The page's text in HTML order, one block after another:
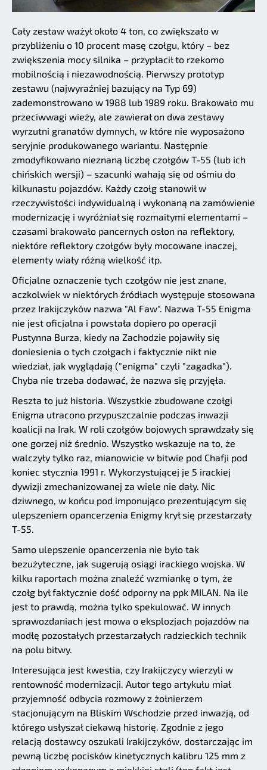
Cały zestaw ważył około 4 ton, co zwiększało w
przybliżeniu o 10 procent masę czołgu, który – bez
zwiększenia mocy silnika – przypłacił to rzekomo
mobilnością i niezawodnością. Pierwszy prototyp
zestawu (najwyraźniej bazujący na Typ 69)
zademonstrowano w 1988 lub 1989 roku. Brakowało mu
przeciwwagi wieży, ale zawierał on dwa zestawy
wyrzutni granatów dymnych, w które nie wyposażono
seryjnie produkowanego wariantu. Następnie
zmodyfikowano nieznaną liczbę czołgów T-55 (lub ich
chińskich wersji) – szacunki wahają się od ośmiu do
kilkunastu pojazdów. Każdy czołg stanowił w
rzeczywistości indywidualną i wykonaną na zamówienie
modernizację i wyróżniał się rozmaitymi elementami –
czasami brakowało pancernych osłon na reflektory,
niektóre reflektory czołgów były mocowane inaczej,
elementy wiały różną wielkość itp.
Oficjalne oznaczenie tych czołgów nie jest znane,
aczkolwiek w niektórych źródłach występuje stosowana
przez Irakijczyków nazwa "Al Faw". Nazwa T-55 Enigma
nie jest oficjalna i powstała dopiero po operacji
Pustynna Burza, kiedy na Zachodzie pojawiły się
doniesienia o tych czołgach i faktycznie nikt nie
wiedział, jak wyglądają ("enigma" czyli "zagadka").
Chyba nie trzeba dodawać, że nazwa się przyjęła.
Reszta to już historia. Wszystkie zbudowane czołgi
Enigma utracono przypuszczalnie podczas inwazji
koalicji na Irak. W roli czołgów bojowych sprawdzały się
one gorzej niż średnio. Wszystko wskazuje na to, że
walczyły tylko raz, mianowicie w bitwie pod Chafji pod
koniec stycznia 1991 r. Wykorzystującej je 5 irackiej
dywizji zmechanizowanej za wiele nie dały. Nic
dziwnego, w końcu pod imponująco prezentującym się
ulepszeniem opancerzenia Enigmy krył się przestarzały
T-55.
Samo ulepszenie opancerzenia nie było tak
bezużyteczne, jak sugerują osiągi irackiego wojska. W
kilku raportach można znaleźć wzmiankę o tym, że
czołg był faktycznie dość odporny na ppk MILAN. Na ile
jest to prawdą, można tylko spekulować. W innych
sprawozdaniach jest mowa o eksplozjach pojazdów na
modłę pozostałych przestarzałych radzieckich technik
na polu bitwy.
Interesująca jest kwestia, czy Irakijczycy wierzyli w
rentowność modernizacji. Autor tego artykułu miał
przyjemność odbycia rozmowy z żołnierzem
stacjonującym na Bliskim Wschodzie przed inwazją, od
którego usłyszał ciekawą historię. Zgodnie z jego
relacją dostawcy oszukali Irakijczyków, dostarczając im
pewną liczbę pocisków kinetycznych kalibru 125 mm z